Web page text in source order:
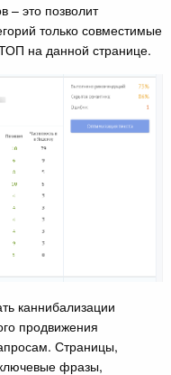
– это позволит
только совместимые
на данной странице.
каннибализации
продвижения
Страницы,
фразы,